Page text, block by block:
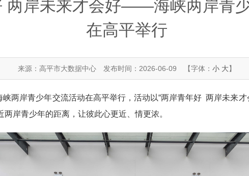
两岸未来才会好——海峡两岸青
在高平举行
来源：高平市大数据中心 发布时间：2026-06-09 【字体：小 大】
岸青少年交流活动在高平举行，活动以“两岸青年好 两岸未来才
岸青少年的距离，让彼此心更近、情更浓。